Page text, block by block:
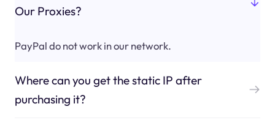
Our Proxies?
PayPal do not work in our network.
Where can you get the static IP after
purchasing it?